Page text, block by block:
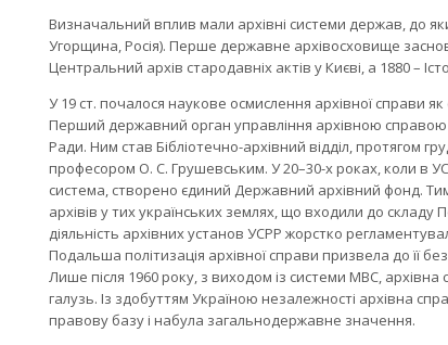
Визначальний вплив мали архівні системи держав, до
Угорщина, Росія). Перше державне архівосховище
Центральний архів стародавніх актів у Києві, а 1880 –
У 19 ст. почалося наукове осмислення архівної справи як
Перший державний орган управління архівною справою
Ради. Ним став Бібліотечно-архівний відділ, протягом
професором О. С. Грушевським. У 20–30-х роках, коли в
система, створено єдиний Державний архівний фонд.
архівів у тих українських землях, що входили до складу
діяльність архівних установ УСРР жорстко
Подальша політизація архівної справи призвела до її
Лише після 1960 року, з виходом із системи МВС,
галузь. Із здобуттям Україною незалежності архівна
правову базу і набула загальнодержавне значення.